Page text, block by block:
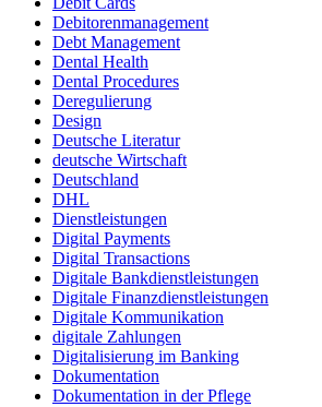
Debitorenmanagement
Debt Management
Dental Health
Dental Procedures
Deregulierung
Design
Deutsche Literatur
deutsche Wirtschaft
Deutschland
DHL
Dienstleistungen
Digital Payments
Digital Transactions
Digitale Bankdienstleistungen
Digitale Finanzdienstleistungen
Digitale Kommunikation
digitale Zahlungen
Digitalisierung im Banking
Dokumentation
Dokumentation in der Pflege